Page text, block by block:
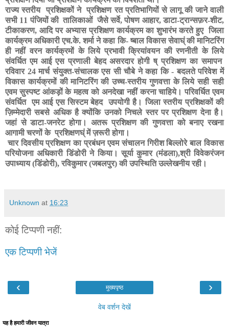
राज्य स्तरीय प्रशिक्षकों ने प्रशिक्षण रत प्रतिभागियों से लागू की जाने वाली
सभी 11 पंजियों की तालिकाओं जैसे सर्वे,पोषण आहार,डाटा-ट्रान्सफ़र-शीट,
टीकाकरण, आदि पर अभ्यास प्रशिक्षण कार्यक्रम का शुभारंभ करते हुए जिला
कार्यक्रम अधिकारी एच.के. शर्मा ने कहा कि- ष्बाल विकास सेवाघ्ं की मानिटरिंग
ही नहीं वरन कार्यक्रमों के लिये प्रभावी क्रियांवयन की रणनीती के लिये
संवर्धित एम आई एस प्रणाली बेहद असरदार होगी ष् प्रशिक्षण का समापन
रविवार 24मार्च संयुक्त-संचालक एस सी चौबे ने कहा कि - बदलते परिवेश में
विकास कार्यक्रमों की मानिटरिंग की उच्च-स्तरीय गुणवत्ता के लिये सही सही
एवम सुस्पष्ट आंकड़ों के महत्व को अनदेखा नहीं करना चाहिये। परिवर्धित एवम
संवर्धित एम आई एस सिस्टम बेहद उपयोगी है। जिला स्तरीय प्रशिक्षकों की
ज़िम्मेदारी सबसे अधिक है क्योंकि उनको निचले स्तर पर प्रशिक्षण देना है।
जहां से डाटा-जनरेट होगा। अतरू प्रशिक्षण की गुणवत्ता को बनाए रखना
आगामी चरणों के प्रशिक्षणघ्ं में ज़रूरी होगा।
चार दिवसीय प्रशिक्षण का प्रबंधन एवम संचालन गिरीश बिल्लोरे बाल विकास
परियोजना अधिकारी डिंडोरी ने किया। सूर्या कुमार (मंडला),श्री विवेकरंजन
उपाध्याय (डिंडोरी),रविकुमार (जबलपुर) की उपस्थिति उल्लेखनीय रही।
Unknown at 16:23
कोई टिप्पणी नहीं:
एक टिप्पणी भेजें
‹ ›
मुख्यपृष्ठ
वेब वर्शन देखें
यह है हमारी जीवन यात्रा